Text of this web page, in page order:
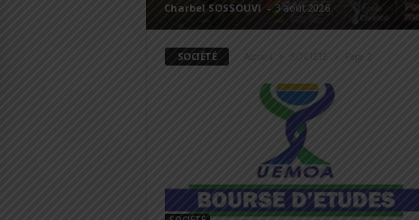
Charbel SOSSOUVI - 3 août 2026
SOCIÉTÉ Accueil Page 2